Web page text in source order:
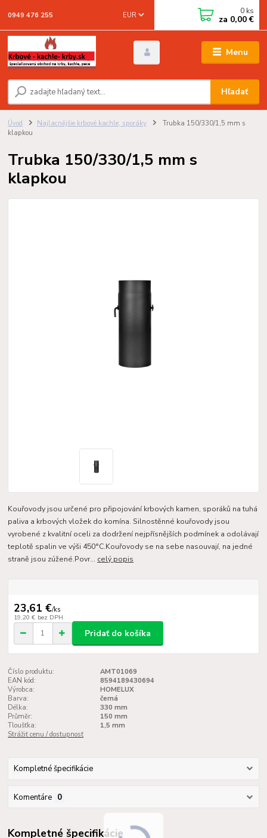
Menu
EUR
Hľadať
0949 476 255 0 ks
za 0,00 €
Úvod Najlacnějšie krbové kachle, sporáky
Trubka 150/330/1,5 mm s
klapkou
Trubka 150/330/1,5 mm s
klapkou
Kouřovody jsou určené pro připojování krbových kamen, sporáků na tuhá
paliva a krbových vložek do komína. Silnostěnné kouřovody jsou
vyrobené z kvalitní oceli za dodržení nejpřísnějších podmínek a odolávají
teplotě spalin ve výši 450°C.Kouřovody se na sebe nasouvají, na jedné
straně jsou zúžené.Povr... celý popis
23,61 €/ks
19,20 € bez DPH
Pridať do košíka
Číslo produktu:
AMT01069
EAN kód:
8594189430694
Výrobca:
HOMELUX
Barva:
černá
Délka:
330 mm
Průměr:
150 mm
Tloušťka:
1,5 mm
Strážiť cenu / dostupnosť
Kompletné špecifikácie
Komentáre 0
Kompletné špecifikácie